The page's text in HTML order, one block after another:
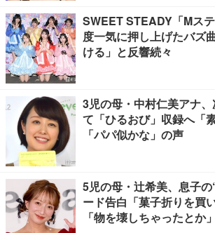
SWEET STEADY「Mス
度一気に押し上げたバズ
ける」と反響続々
3児の母・中村仁美アナ
て「ひるおび」収録へ「
「パパ似かな」の声
5児の母・辻希美、息子
ード告白「菓子折りを買
「物を壊しちゃったとか」